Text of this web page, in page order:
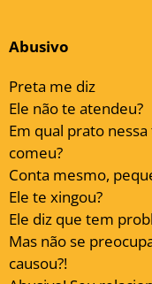
Abusivo
Preta me diz
Ele não te atendeu?
Em qual prato
comeu?
Conta mesmo,
Ele te xingou?
Ele diz que tem
Mas não se
causou?!